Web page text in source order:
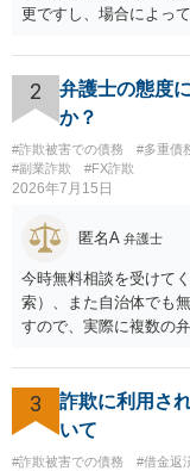
更ですし、場合によっ
2
弁護士の態度
か？
#詐欺被害での債務 #多重債
#副業詐欺
#FX詐欺
2026年7月15日
匿名A 弁護士
今時無料相談を受けて
索）、また自治体でも
すので、実際に複数の
はそもそも事案を把握
いては弁護士として能
良いと思います。ただ
かもしれません。
3
詐欺に利用さ
いて
#詐欺被害での債務 #借金返